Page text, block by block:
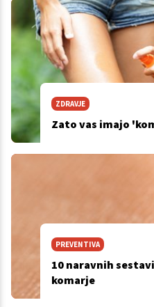
ZDRAVJE
Zato vas imajo
PREVENTIVA
10 naravnih
komarje